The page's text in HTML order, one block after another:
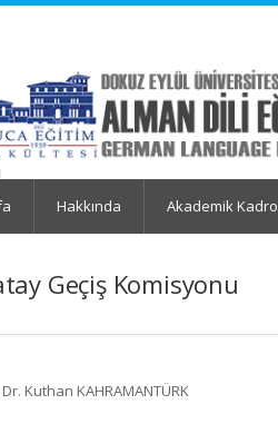
Hakkında Akademik Kadro
Geçiş Komisyonu
Kuthan KAHRAMANTÜRK